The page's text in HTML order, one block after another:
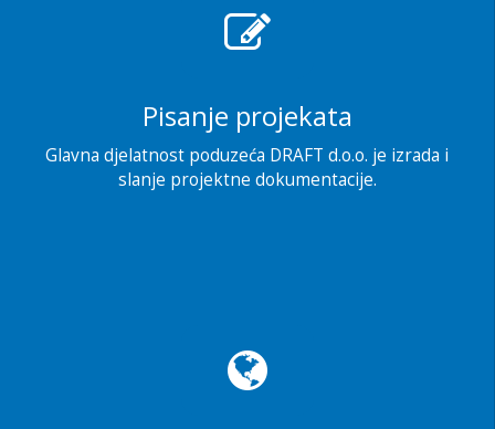
Pisanje projekata
Glavna djelatnost poduzeća DRAFT d.o.o. je izrada i
slanje projektne dokumentacije.